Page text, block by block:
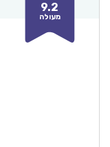
9.2
מעולה